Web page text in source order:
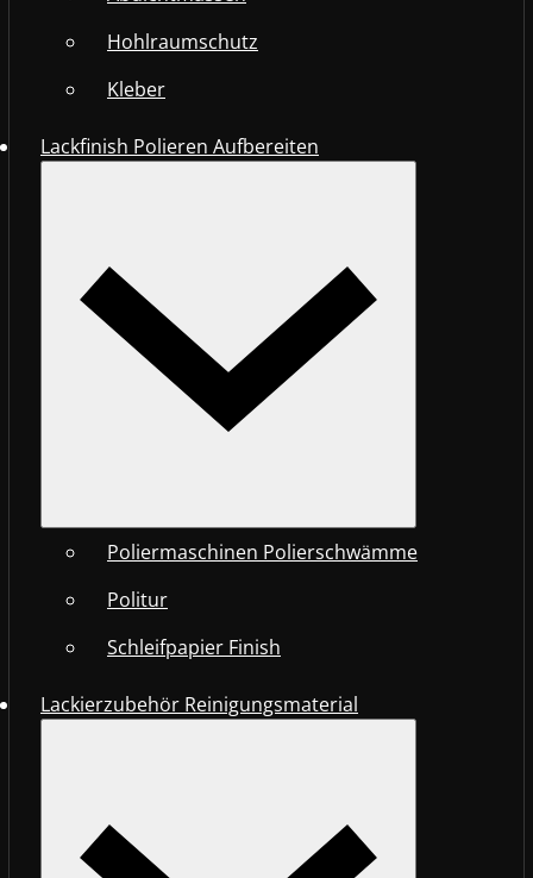
Hohlraumschutz
Kleber
Lackfinish Polieren Aufbereiten
Poliermaschinen Polierschwämme
Politur
Schleifpapier Finish
Lackierzubehör Reinigungsmaterial